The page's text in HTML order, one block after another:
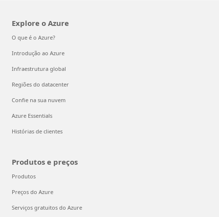
Explore o Azure
O que é o Azure?
Introdução ao Azure
Infraestrutura global
Regiões do datacenter
Confie na sua nuvem
Azure Essentials
Histórias de clientes
Produtos e preços
Produtos
Preços do Azure
Serviços gratuitos do Azure